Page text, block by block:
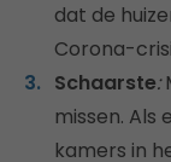
dat de
Corona-
Schaarste:
missen. Als
kamers in